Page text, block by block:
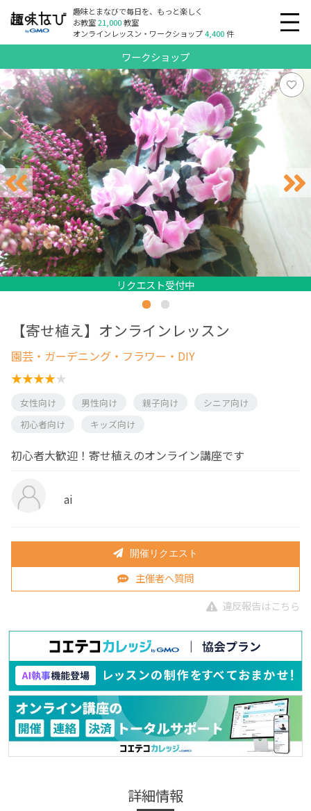
趣味とまなびで毎日を、もっと楽しく
お教室21,000教室
オンラインレッスン・ワークショップ4,400件
ワークショップ
リクエスト受付中
リクエスト受付中
リクエスト受付中
【寄せ植え】オンラインレッスン
園芸・ガーデニング・フラワー・DIY
女性向け 男性向け 親子向け
シニア向け
初心者向け
キッズ向け
初心者大歓迎！寄せ植えのオンライン講座です
ai
開催リクエスト
主催者へ質問
違反報告はこちら
詳細情報